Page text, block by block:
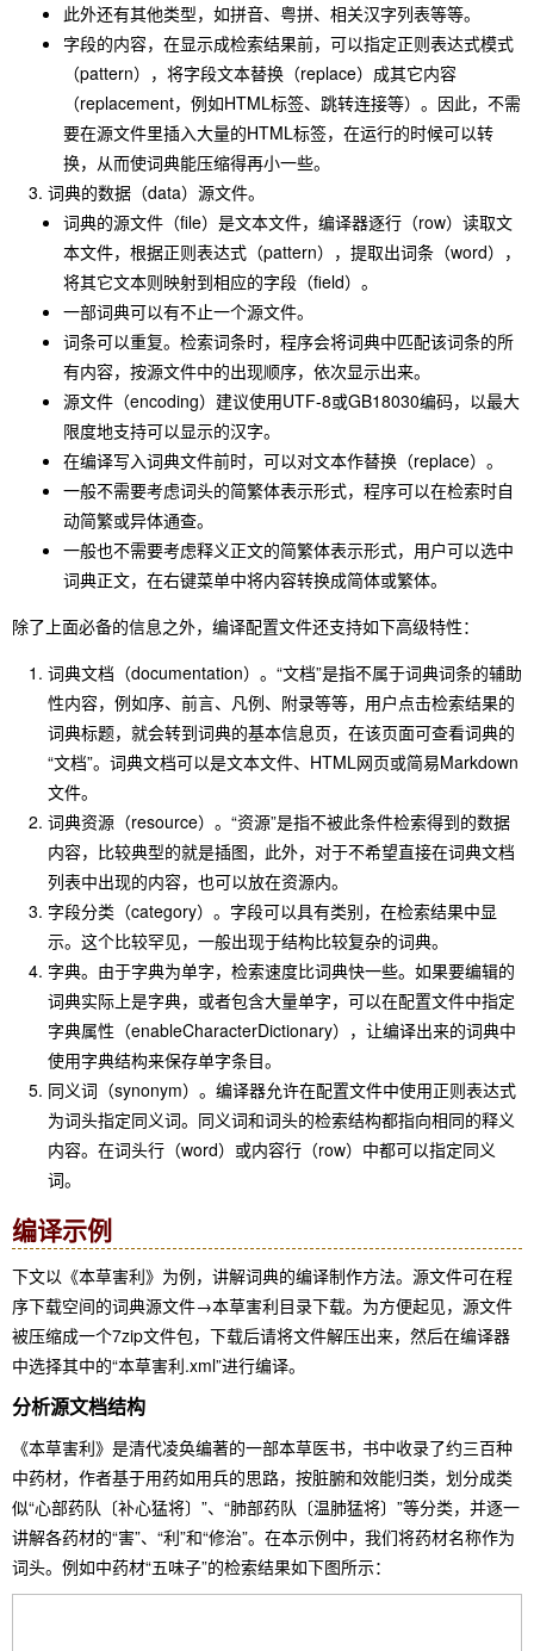
此外还有其他类型，如拼音、粤拼、相关汉字列表等等。
字段的内容，在显示成检索结果前，可以指定正则表达式模式
（pattern），将字段文本替换（replace）成其它内容
（replacement，例如HTML标签、跳转连接等）。因此，不需
要在源文件里插入大量的HTML标签，在运行的时候可以转
换，从而使词典能压缩得再小一些。
词典的数据（data）源文件。
词典的源文件（file）是文本文件，编译器逐行（row）读取文
本文件，根据正则表达式（pattern），提取出词条（word），
将其它文本则映射到相应的字段（field）。
一部词典可以有不止一个源文件。
词条可以重复。检索词条时，程序会将词典中匹配该词条的所
有内容，按源文件中的出现顺序，依次显示出来。
源文件（encoding）建议使用UTF-8或GB18030编码，以最大
限度地支持可以显示的汉字。
在编译写入词典文件前时，可以对文本作替换（replace）。
一般不需要考虑词头的简繁体表示形式，程序可以在检索时自
动简繁或异体通查。
一般也不需要考虑释义正文的简繁体表示形式，用户可以选中
词典正文，在右键菜单中将内容转换成简体或繁体。
除了上面必备的信息之外，编译配置文件还支持如下高级特性：
词典文档（documentation）。“文档”是指不属于词典词条的辅助
性内容，例如序、前言、凡例、附录等等，用户点击检索结果的
词典标题，就会转到词典的基本信息页，在该页面可查看词典的
“文档”。词典文档可以是文本文件、HTML网页或简易Markdown
文件。
词典资源（resource）。“资源”是指不被此条件检索得到的数据
内容，比较典型的就是插图，此外，对于不希望直接在词典文档
列表中出现的内容，也可以放在资源内。
字段分类（category）。字段可以具有类别，在检索结果中显
示。这个比较罕见，一般出现于结构比较复杂的词典。
字典。由于字典为单字，检索速度比词典快一些。如果要编辑的
词典实际上是字典，或者包含大量单字，可以在配置文件中指定
字典属性（enableCharacterDictionary），让编译出来的词典中
使用字典结构来保存单字条目。
同义词（synonym）。编译器允许在配置文件中使用正则表达式
为词头指定同义词。同义词和词头的检索结构都指向相同的释义
内容。在词头行（word）或内容行（row）中都可以指定同义
词。
编译示例
下文以《本草害利》为例，讲解词典的编译制作方法。源文件可在程
序下载空间的词典源文件→本草害利目录下载。为方便起见，源文件
被压缩成一个7zip文件包，下载后请将文件解压出来，然后在编译器
中选择其中的“本草害利.xml”进行编译。
分析源文档结构
《本草害利》是清代凌奂编著的一部本草医书，书中收录了约三百种
中药材，作者基于用药如用兵的思路，按脏腑和效能归类，划分成类
似“心部药队〔补心猛将〕”、“肺部药队〔温肺猛将〕”等分类，并逐一
讲解各药材的“害”、“利”和“修治”。在本示例中，我们将药材名称作为
词头。例如中药材“五味子”的检索结果如下图所示：